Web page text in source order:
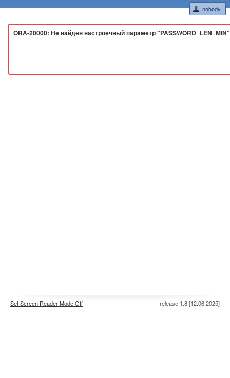
nobody
ORA-20000: Не найден настроечный параметр
Set Screen Reader Mode Off release 1.8 [12.06.2025]